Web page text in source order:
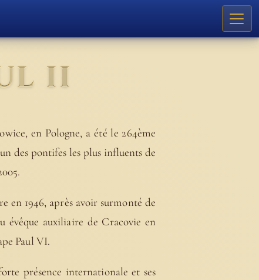
II
en Pologne, a été le 264ème
des pontifes les plus influents de
en 1946, après avoir surmonté de
évêque auxiliaire de Cracovie en
Paul VI.
présence internationale et ses